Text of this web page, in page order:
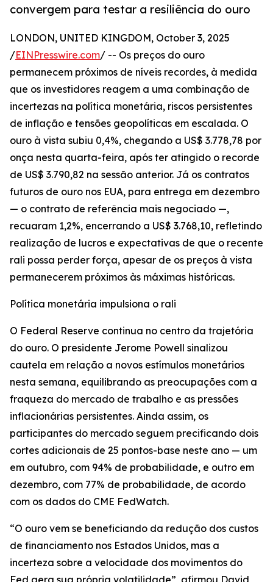
convergem para testar a resiliência do ouro
LONDON, UNITED KINGDOM, October 3, 2025
/EINPresswire.com/ -- Os preços do ouro
permanecem próximos de níveis recordes, à medida
que os investidores reagem a uma combinação de
incertezas na política monetária, riscos persistentes
de inflação e tensões geopolíticas em escalada. O
ouro à vista subiu 0,4%, chegando a US$ 3.778,78 por
onça nesta quarta-feira, após ter atingido o recorde
de US$ 3.790,82 na sessão anterior. Já os contratos
futuros de ouro nos EUA, para entrega em dezembro
— o contrato de referência mais negociado —,
recuaram 1,2%, encerrando a US$ 3.768,10, refletindo
realização de lucros e expectativas de que o recente
rali possa perder força, apesar de os preços à vista
permanecerem próximos às máximas históricas.
Política monetária impulsiona o rali
O Federal Reserve continua no centro da trajetória
do ouro. O presidente Jerome Powell sinalizou
cautela em relação a novos estímulos monetários
nesta semana, equilibrando as preocupações com a
fraqueza do mercado de trabalho e as pressões
inflacionárias persistentes. Ainda assim, os
participantes do mercado seguem precificando dois
cortes adicionais de 25 pontos-base neste ano — um
em outubro, com 94% de probabilidade, e outro em
dezembro, com 77% de probabilidade, de acordo
com os dados do CME FedWatch.
“O ouro vem se beneficiando da redução dos custos
de financiamento nos Estados Unidos, mas a
incerteza sobre a velocidade dos movimentos do